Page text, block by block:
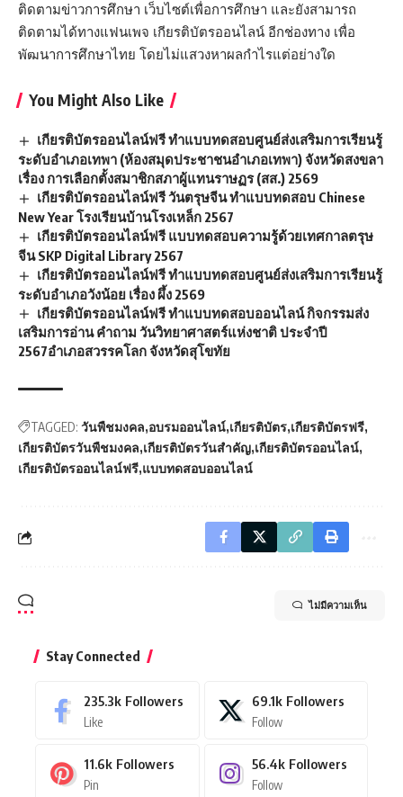
ติดตามข่าวการศึกษา เว็บไซต์เพื่อการศึกษา และยังสามารถ
ติดตามได้ทางแฟนเพจ เกียรติบัตรออนไลน์ อีกช่องทาง เพื่อ
พัฒนาการศึกษาไทย โดยไม่แสวงหาผลกำไรแต่อย่างใด
You Might Also Like
เกียรติบัตรออนไลน์ฟรี ทำแบบทดสอบศูนย์ส่งเสริมการเรียนรู้
ระดับอำเภอเทพา (ห้องสมุดประชาชนอำเภอเทพา) จังหวัดสงขลา
เรื่อง การเลือกตั้งสมาชิกสภาผู้แทนราษฏร (สส.) 2569
เกียรติบัตรออนไลน์ฟรี วันตรุษจีน ทำแบบทดสอบ Chinese
New Year โรงเรียนบ้านโรงเหล็ก 2567
เกียรติบัตรออนไลน์ฟรี แบบทดสอบความรู้ด้วยเทศกาลตรุษ
จีน SKP Digital Library 2567
เกียรติบัตรออนไลน์ฟรี ทำแบบทดสอบศูนย์ส่งเสริมการเรียนรู้
ระดับอำเภอวังน้อย เรื่อง ผึ้ง 2569
เกียรติบัตรออนไลน์ฟรี ทำแบบทดสอบออนไลน์ กิจกรรมส่ง
เสริมการอ่าน คำถาม วันวิทยาศาสตร์แห่งชาติ ประจำปี
2567อำเภอสวรรคโลก จังหวัดสุโขทัย
TAGGED: วันพืชมงคล อบรมออนไลน์ เกียรติบัตร เกียรติบัตรฟรี
เกียรติบัตรวันพืชมงคล เกียรติบัตรวันสำคัญ เกียรติบัตรออนไลน์
เกียรติบัตรออนไลน์ฟรี แบบทดสอบออนไลน์
ไม่มีความเห็น
Stay Connected
235.3k Followers
Like
69.1k Followers
Follow
11.6k Followers
Pin
56.4k Followers
Follow